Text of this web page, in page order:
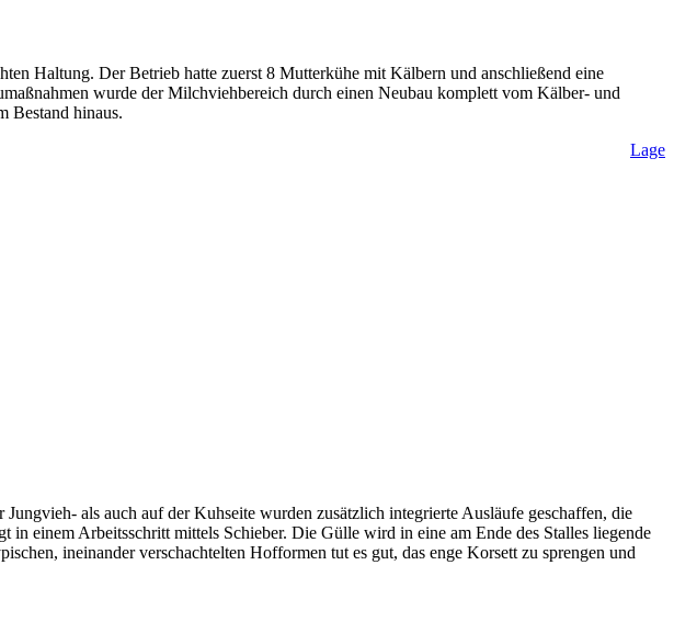
Haltung. Der Betrieb hatte zuerst 8 Mutterkühe mit Kälbern und anschließend eine
wurde der Milchviehbereich durch einen Neubau komplett vom Kälber- und
Bestand hinaus.
Lage
als auch auf der Kuhseite wurden zusätzlich integrierte Ausläufe geschaffen, die
einem Arbeitsschritt mittels Schieber. Die Gülle wird in eine am Ende des Stalles liegende
ineinander verschachtelten Hofformen tut es gut, das enge Korsett zu sprengen und